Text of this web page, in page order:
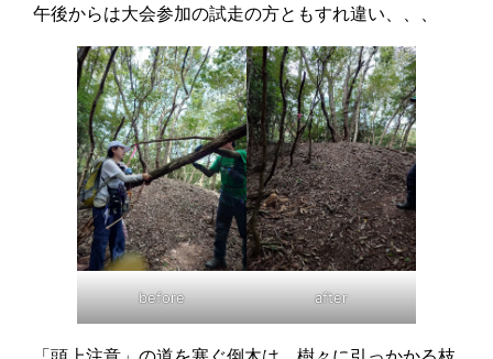
午後からは大会参加の試走の方ともすれ違い、、、
before after